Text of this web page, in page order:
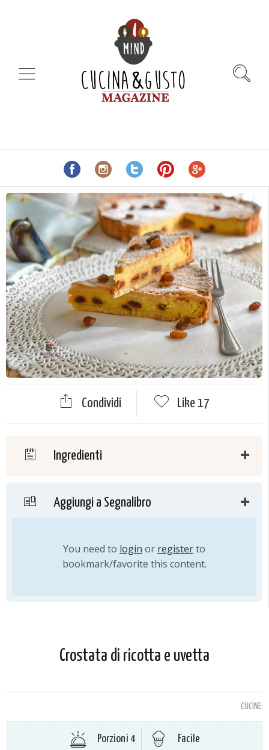
Condividi Like 17
Ingredienti
Aggiungi a Segnalibro
You need to login or registerto
bookmark/favorite this content.
Crostata di ricotta e uvetta
CUCINE:
Porzioni 4 Facile